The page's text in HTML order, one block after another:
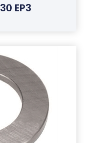
EP3